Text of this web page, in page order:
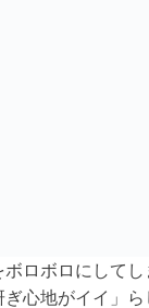
ロボロにして
心地がイイ」ら